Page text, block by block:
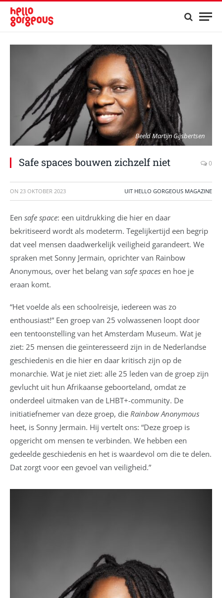
Beeld Martijn Gijsbertsen
Safe spaces bouwen zichzelf niet 0
ON 23 OKTOBER 2023 UIT HELLO GORGEOUS MAGAZINE
Een safe space: een uitdrukking die hier en daar
bekritiseerd wordt als modeterm. Tegelijkertijd een begrip
dat veel mensen daadwerkelijk veiligheid garandeert. We
spraken met Sonny Jermain, oprichter van Rainbow
Anonymous, over het belang van safe spaces en hoe je
eraan komt.
“Het voelde als een schoolreisje, iedereen was zo
enthousiast!” Een groep van 25 volwassenen loopt door
een tentoonstelling van het Amsterdam Museum. Wat je
ziet: 25 mensen die geïnteresseerd zijn in de Nederlandse
geschiedenis en die hier en daar kritisch zijn op de
monarchie. Wat je niet ziet: alle 25 leden van de groep zijn
gevlucht uit hun Afrikaanse geboorteland, omdat ze
onderdeel uitmaken van de LHBT+-community. De
initiatiefnemer van deze groep, die Rainbow Anonymous
heet, is Sonny Jermain. Hij vertelt ons: “Deze groep is
opgericht om mensen te verbinden. We hebben een
gedeelde geschiedenis en het is waardevol om die te delen.
Dat zorgt voor een gevoel van veiligheid.”